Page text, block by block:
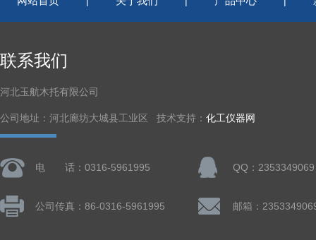
联系我们
河北玉航木托有限公司
公司地址：河北廊坊大城县工业区 技术支持： 化工仪器网
电 话：0316-5961995 QQ：2353349069
公司传真：86-0316-5961995 邮箱：